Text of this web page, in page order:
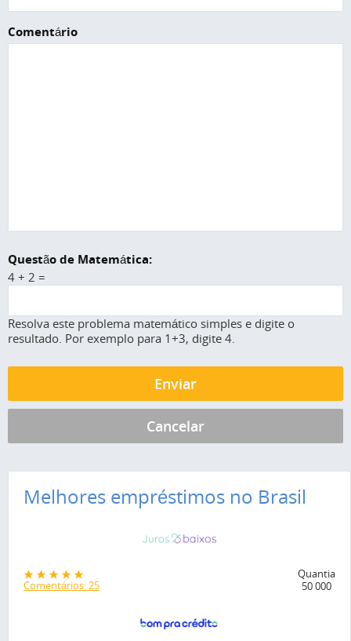
Comentário
Questão de Matemática:
4 + 2 =
Resolva este problema matemático simples e digite o
resultado. Por exemplo para 1+3, digite 4.
Melhores empréstimos no Brasil
Comentários: 25
Quantia
50 000